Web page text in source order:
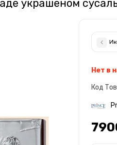
украшеном
Нет в
Код